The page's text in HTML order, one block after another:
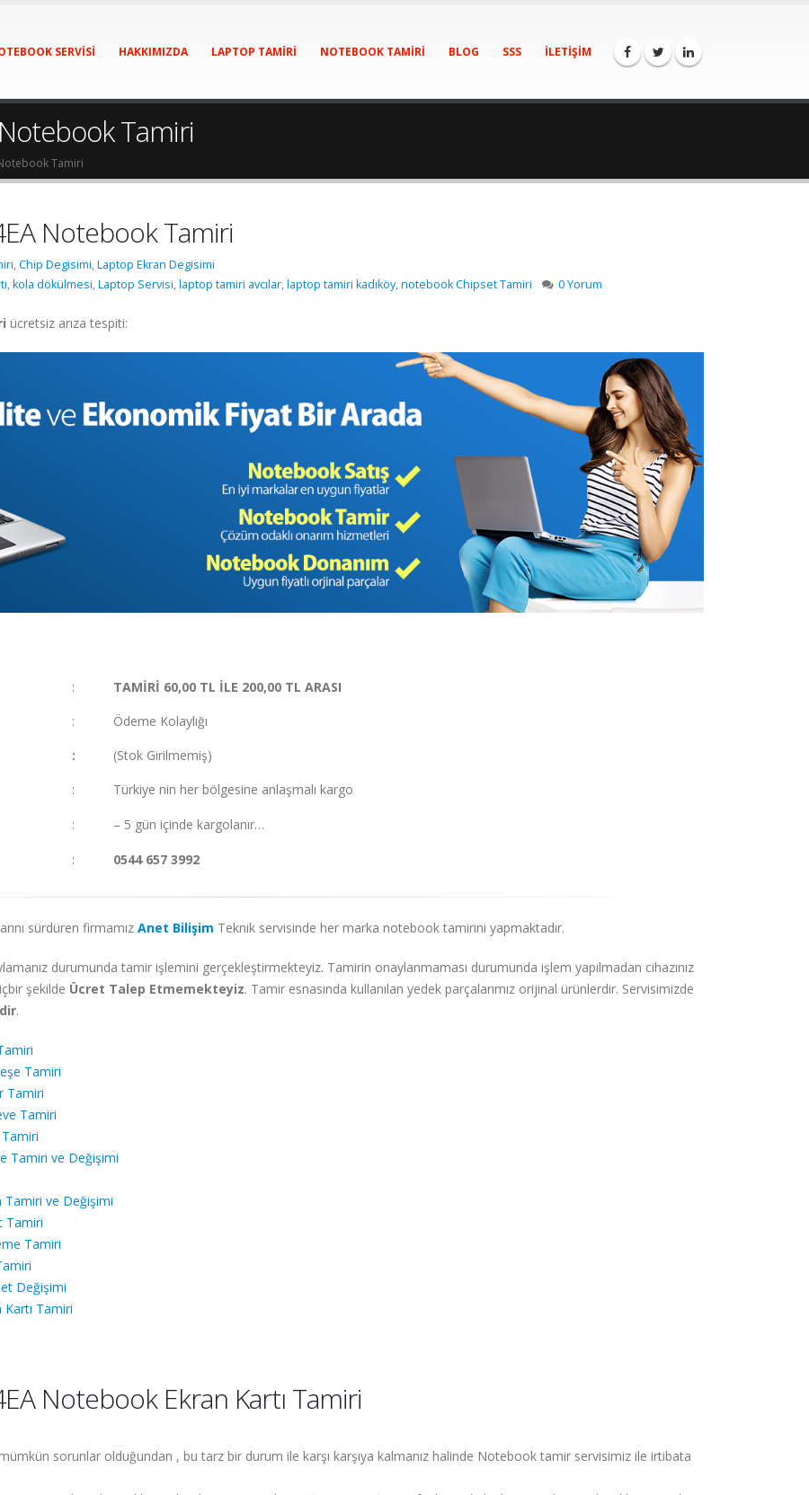
SERVISI HAKKIMIZDA LAPTOP TAMIRI NOTEBOOK TAMIRI BLOG SSS İLETIŞIM
Tamiri
Tamiri
Notebook Tamiri
,Chip Degisimi,Laptop Ekran Degisimi
,kola dökülmesi,Laptop Servisi,laptop tamiri avcılar,laptop tamiri kadıköy,notebook Chipset Tamiri 0 Yorum
ücretsiz arıza tespiti:
:
TAMİRİ 60,00 TL İLE 200,00 TL ARASI
:
Ödeme Kolaylığı
:
(Stok Girilmemiş)
: Türkiye nin her bölgesine anlaşmalı kargo
: – 5 gün içinde kargolanır…
: 0544 657 3992
sürdüren firmamız Anet Bilişim Teknik servisinde her marka notebook tamirini yapmaktadır.
durumunda tamir işlemini gerçekleştirmekteyiz. Tamirin onaylanmaması durumunda işlem yapılmadan cihazınız
şekilde Ücret Talep Etmemekteyiz. Tamir esnasında kullanılan yedek parçalarımız orijinal ürünlerdir. Servisimizde
.
Tamiri
Tamiri
Tamiri
Tamiri ve Değişimi
Tamiri ve Değişimi
Tamiri
Tamiri
Değişimi
Tamiri
Notebook Ekran Kartı Tamiri
sorunlar olduğundan , bu tarz bir durum ile karşı karşıya kalmanız halinde Notebook tamir servisimiz ile irtibata